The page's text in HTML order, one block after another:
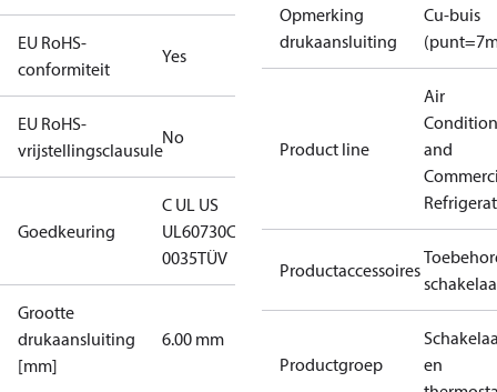
EU RoHS-
conformiteit
Yes
EU RoHS-
vrijstellingsclausule
No
Goedkeuring
C UL US
UL60730CE
0035TÜV
Grootte
drukaansluiting
[mm]
6.00 mm
Opmerking
drukaansluiting
Cu-buis
Product line
Air
and
Productaccessoires
Productgroep
en